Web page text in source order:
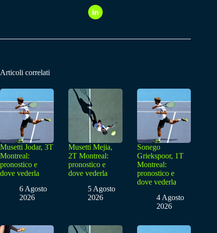
Articoli correlati
Musetti Jodar, 3T
Montreal:
pronostico e
dove vederla
6 Agosto
2026
Musetti Mejia,
2T Montreal:
pronostico e
dove vederla
5 Agosto
2026
Sonego
Griekspoor, 1T
Montreal:
pronostico e
dove vederla
4 Agosto
2026